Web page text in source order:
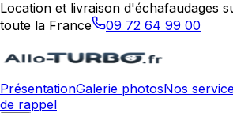
Location et livraison d'échafaudages
toute la France
09 72 64 99 00
PrésentationGalerie photosNos
de rappel